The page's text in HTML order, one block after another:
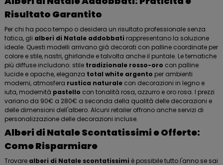
Risultato Garantito
Per chi ha poco tempo o desidera un risultato professionale senza
fatica, gli alberi di Natale addobbati rappresentano la soluzione
ideale. Questi modelli arrivano già decorati con palline coordinate per
colore e stile, nastri, ghirlande e talvolta anche il puntale. Le tematiche
più diffuse includono: stile tradizionale rosso-oro con palline
lucide e opache, eleganza total white argento per ambienti
moderni, atmosfera rustica naturale con decorazioni in legno e
iuta, modernità pastello con tonalità rosa, azzurro e oro rosa. I prezzi
variano da 90€ a 280€ a seconda della qualità delle decorazioni e
delle dimensioni dell'albero. Alcuni retailer offrono anche servizi di
personalizzazione delle decorazioni incluse.
Alberi di Natale Scontatissimi e Offerte:
Come Risparmiare
Trovare alberi di Natale scontatissimi è possibile tutto l'anno se sai